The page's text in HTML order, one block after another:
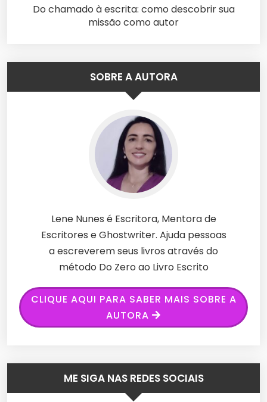
Do chamado à escrita: como descobrir sua
missão como autor
SOBRE A AUTORA
Lene Nunes é Escritora, Mentora de
Escritores e Ghostwriter. Ajuda pessoas
a escreverem seus livros através do
método Do Zero ao Livro Escrito
CLIQUE AQUI PARA SABER MAIS SOBRE A
AUTORA
ME SIGA NAS REDES SOCIAIS